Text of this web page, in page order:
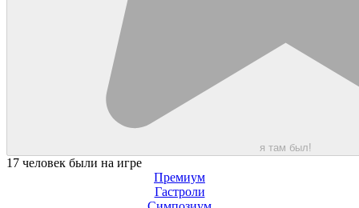
я там был!
17 человек были на игре
Премиум
Гастроли